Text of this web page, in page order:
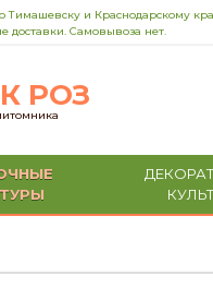
Тимашевску и Краснодарскому
доставки. Самовывоза нет.
РОЗ